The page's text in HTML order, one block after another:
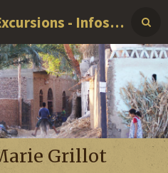
Location villa - Excursions - Infos sur LOUXOR - EGYPTE
Grillot